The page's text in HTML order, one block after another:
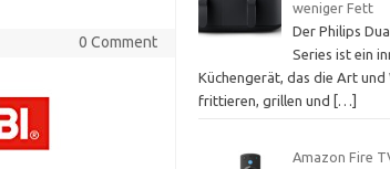
0 Comment
weniger Fett
Der Philips
Series ist ein
Küchengerät, das die Art und
frittieren, grillen und
[…]
Amazon Fire